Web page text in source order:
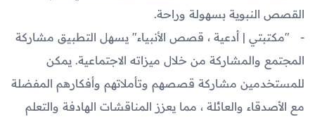
القصص النبوية بسهولة وراحة.
"مكتبتي | أدعية ، قصص الأنبياء" يسهل التطبيق مشاركة
المجتمع والمشاركة من خلال ميزاته الاجتماعية. يمكن
للمستخدمين مشاركة قصصهم وتأملاتهم وأفكارهم المفضلة
مع الأصدقاء والعائلة ، مما يعزز المناقشات الهادفة والتعلم